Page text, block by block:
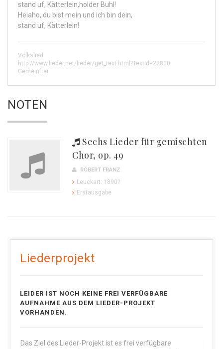
stand uf, Kätterlein,holder Buhl!
Heiaho, du bist mein und ich bin dein,
stand uf, Kätterlein!
Volkslied
http://www.lieder.net/lieder/get_text.html?TextId=22800
Gemeinfrei
NOTEN
Sechs Lieder für gemischten
Chor, op. 49
ROBERT FRANZ
Leuckart: 1890?
Erstausgabe
Liederprojekt
LEIDER IST NOCH KEINE FREI VERFÜGBARE
AUFNAHME AUS DEM LIEDER-PROJEKT
VORHANDEN.
Das Ziel des Lieder-Projekt ist es frei verfügbare